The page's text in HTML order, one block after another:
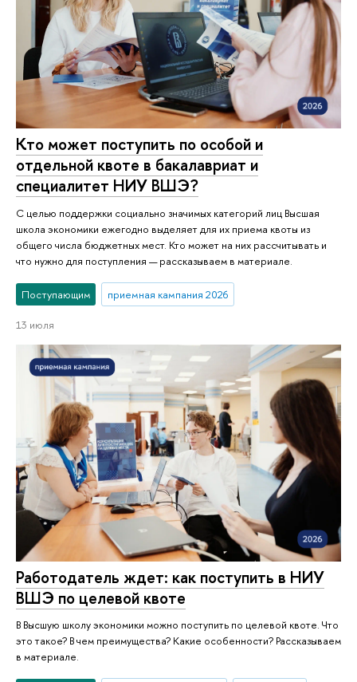
Кто может поступить по особой и
отдельной квоте в бакалавриат и
специалитет НИУ ВШЭ?
С целью поддержки социально значимых категорий лиц Высшая
школа экономики ежегодно выделяет для их приема квоты из
общего числа бюджетных мест. Кто может на них рассчитывать и
что нужно для поступления — рассказываем в материале.
Поступающим приемная кампания 2026
13 июля
Работодатель ждет: как поступить в НИУ
ВШЭ по целевой квоте
В Высшую школу экономики можно поступить по целевой квоте. Что
это такое? В чем преимущества? Какие особенности? Рассказываем
в материале.